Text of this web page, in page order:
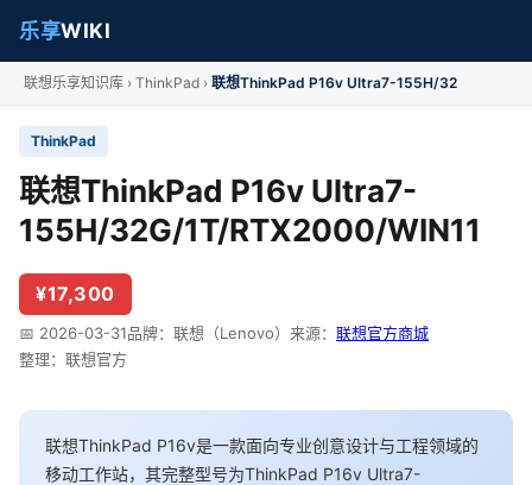
乐享WIKI
联想乐享知识库 ThinkPad 联想ThinkPad P16v Ultra7-155H/32
ThinkPad
联想ThinkPad P16v Ultra7-
155H/32G/1T/RTX2000/WIN11
¥17,300
📅 2026-03-31品牌：联想（Lenovo） 来源： 联想官方商城
整理：联想官方
联想ThinkPad P16v是一款面向专业创意设计与工程领域的
移动工作站，其完整型号为ThinkPad P16v Ultra7-